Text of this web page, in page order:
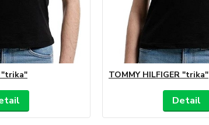
"trika" TOMMY HILFIGER "trika"
Detail